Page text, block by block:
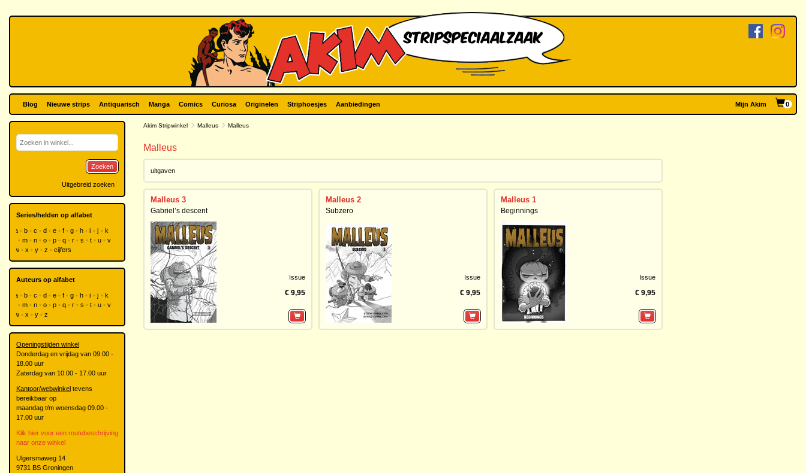
Blog Nieuwe strips Antiquarisch Manga Comics Curiosa Originelen Striphoesjes Aanbiedingen Mijn Akim 0
Akim Stripwinkel Malleus Malleus
Malleus
uitgaven
Malleus 3
Gabriel’s descent
Issue
€ 9,95
Malleus 2
Subzero
Issue
€ 9,95
Malleus 1
Beginnings
Issue
€ 9,95
Zoeken
Uitgebreid zoeken
Series/helden op alfabet
a b c d e f g h i j
k
m n o p q r s t u
v
w
x y z cijfers
Auteurs op alfabet
a b c d e f g h i j
k
m n o p q r s t u
v
w
x y z
Openingstijden winkel
Donderdag en vrijdag van 09.00 -
18.00 uur
Zaterdag van 10.00 - 17.00 uur
Kantoor/webwinkel tevens
bereikbaar op
maandag t/m woensdag 09.00 -
17.00 uur
Klik hier voor een routebeschrijving
naar onze winkel
Ulgersmaweg 14
9731 BS Groningen